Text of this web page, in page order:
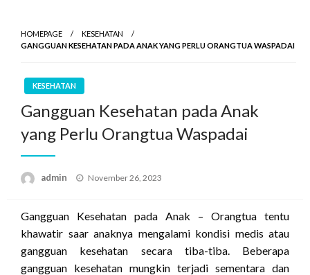
HOMEPAGE
KESEHATAN
GANGGUAN KESEHATAN PADA ANAK YANG PERLU ORANGTUA WASPADAI
KESEHATAN
Gangguan Kesehatan pada Anak
yang Perlu Orangtua Waspadai
admin
Posted
November 26, 2023
Gangguan Kesehatan pada Anak – Orangtua tentu
khawatir saar anaknya mengalami kondisi medis atau
gangguan kesehatan secara tiba-tiba. Beberapa
gangguan kesehatan mungkin terjadi sementara dan